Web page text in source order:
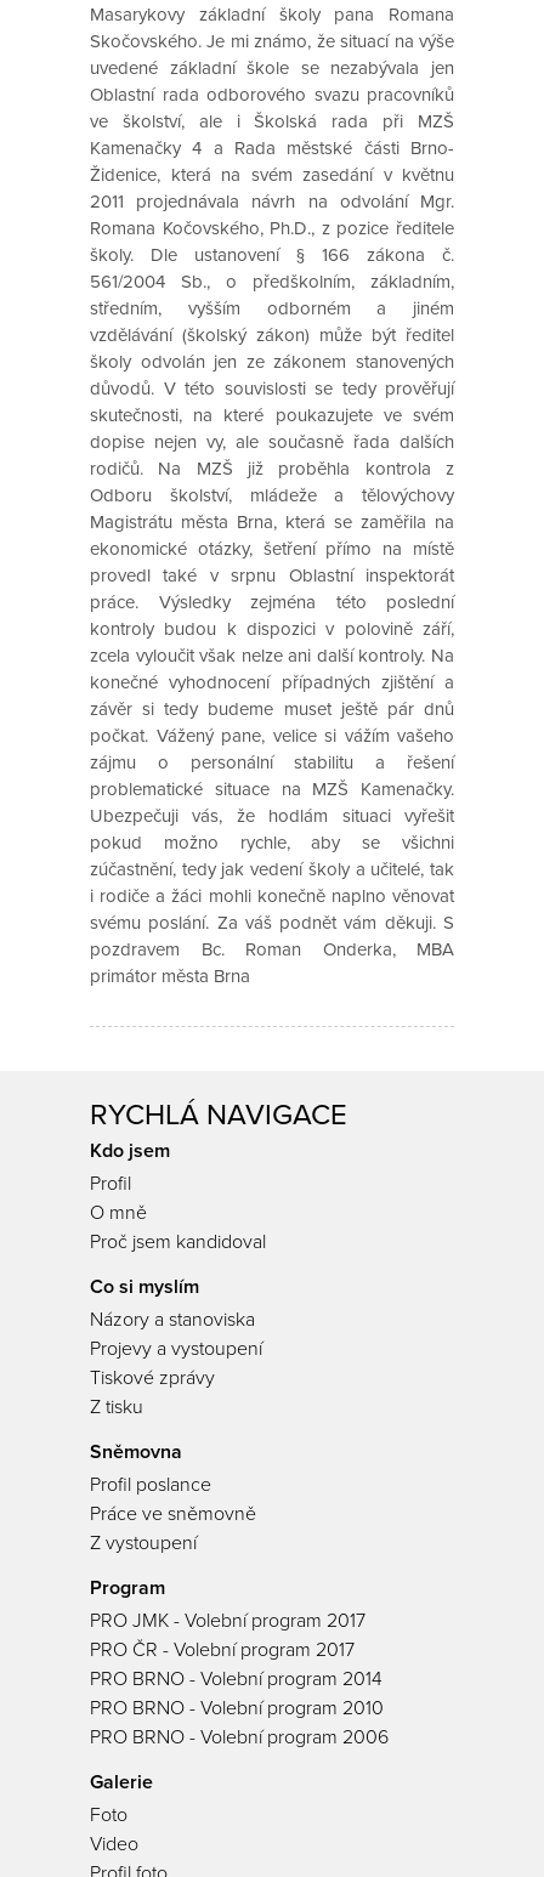
Masarykovy základní školy pana Romana
Skočovského. Je mi známo, že situací na výše
uvedené základní škole se nezabývala jen
Oblastní rada odborového svazu pracovníků
ve školství, ale i Školská rada při MZŠ
Kamenačky 4 a Rada městské části Brno-
Židenice, která na svém zasedání v květnu
2011 projednávala návrh na odvolání Mgr.
Romana Kočovského, Ph.D., z pozice ředitele
školy. Dle ustanovení § 166 zákona č.
561/2004 Sb., o předškolním, základním,
středním, vyšším odborném a jiném
vzdělávání (školský zákon) může být ředitel
školy odvolán jen ze zákonem stanovených
důvodů. V této souvislosti se tedy prověřují
skutečnosti, na které poukazujete ve svém
dopise nejen vy, ale současně řada dalších
rodičů. Na MZŠ již proběhla kontrola z
Odboru školství, mládeže a tělovýchovy
Magistrátu města Brna, která se zaměřila na
ekonomické otázky, šetření přímo na místě
provedl také v srpnu Oblastní inspektorát
práce. Výsledky zejména této poslední
kontroly budou k dispozici v polovině září,
zcela vyloučit však nelze ani další kontroly. Na
konečné vyhodnocení případných zjištění a
závěr si tedy budeme muset ještě pár dnů
počkat. Vážený pane, velice si vážím vašeho
zájmu o personální stabilitu a řešení
problematické situace na MZŠ Kamenačky.
Ubezpečuji vás, že hodlám situaci vyřešit
pokud možno rychle, aby se všichni
zúčastnění, tedy jak vedení školy a učitelé, tak
i rodiče a žáci mohli konečně naplno věnovat
svému poslání. Za váš podnět vám děkuji. S
pozdravem Bc. Roman Onderka, MBA
primátor města Brna
RYCHLÁ NAVIGACE
Kdo jsem
Profil
O mně
Proč jsem kandidoval
Co si myslím
Názory a stanoviska
Projevy a vystoupení
Tiskové zprávy
Z tisku
Sněmovna
Profil poslance
Práce ve sněmovně
Z vystoupení
Program
PRO JMK - Volební program 2017
PRO ČR - Volební program 2017
PRO BRNO - Volební program 2014
PRO BRNO - Volební program 2010
PRO BRNO - Volební program 2006
Galerie
Foto
Video